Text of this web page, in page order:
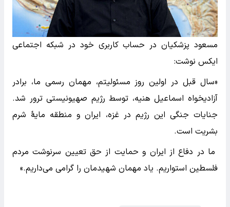
مسعود پزشکیان در حساب کاربری خود در شبکه اجتماعی
ایکس نوشت:
«سال قبل در اولین روز مسئولیتم، مهمان رسمی ما، برادر
آزادیخواه اسماعیل هنیه، توسط رژیم صهیونیستی ترور شد.
جنایات جنگی این رژیم در غزه، ایران و منطقه مایهٔ شرم
بشریت است.
ما در دفاع از ایران و حمایت از حق تعیین سرنوشت مردم
فلسطین استواریم. یاد مهمان شهیدمان را گرامی می‌داریم.»